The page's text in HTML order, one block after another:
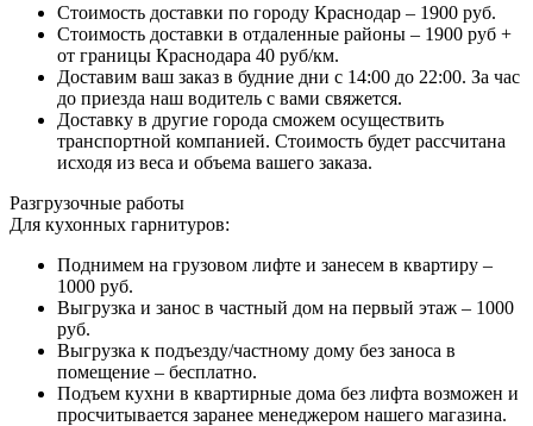
Стоимость доставки по городу Краснодар – 1900 руб.
Стоимость доставки в отдаленные районы – 1900 руб +
от границы Краснодара 40 руб/км.
Доставим ваш заказ в будние дни с 14:00 до 22:00. За час
до приезда наш водитель с вами свяжется.
Доставку в другие города сможем осуществить
транспортной компанией. Стоимость будет рассчитана
исходя из веса и объема вашего заказа.
Разгрузочные работы
Для кухонных гарнитуров:
Поднимем на грузовом лифте и занесем в квартиру –
1000 руб.
Выгрузка и занос в частный дом на первый этаж – 1000
руб.
Выгрузка к подъезду/частному дому без заноса в
помещение – бесплатно.
Подъем кухни в квартирные дома без лифта возможен и
просчитывается заранее менеджером нашего магазина.